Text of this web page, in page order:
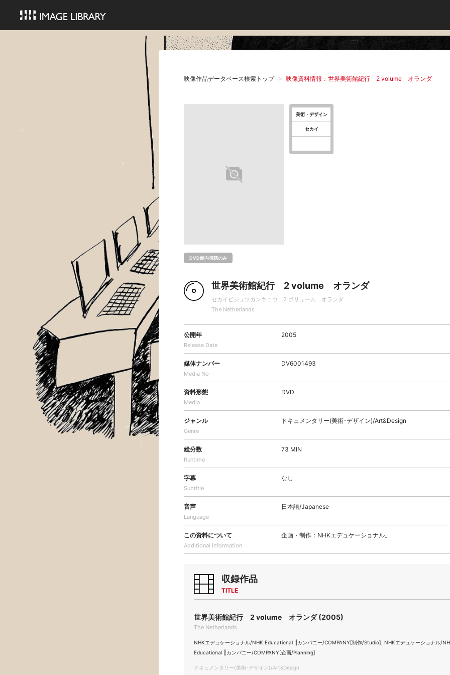
映像作品データベース検索トップ 映像資料情報：世界美術館紀行 2 volume オランダ
DVD館内視聴のみ
美術・デザイン
セカイ
世界美術館紀行 2 volume オランダ
セカイビジュツカンキコウ 2 ボリューム オランダ
The Netherlands
公開年
Release Date
2005
媒体ナンバー
Media No
DV6001493
資料形態
Media
DVD
ジャンル
Genre
ドキュメンタリー(美術･デザイン)/Art&Design
総分数
Runtime
73 MIN
字幕
Subtitle
なし
音声
Language
日本語/Japanese
この資料について
Additional Information
企画・制作：NHKエデュケーショナル。
収録作品
TITLE
世界美術館紀行 2 volume オランダ (2005)
The Netherlands
NHKエデュケーショナル/NHK Educational ||カンパニー/COMPANY[制作/Studio], NHKエデュケーショナル/
Educational ||カンパニー/COMPANY[企画/Planning]
ドキュメンタリー(美術･デザイン)/Art&Design